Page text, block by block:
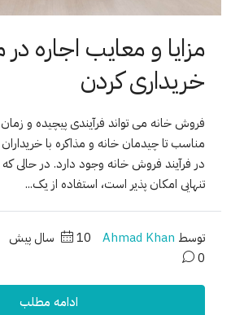
مزایا و معایب اجاره
خریداری کردن
فروش خانه می تواند فرآیندی پیچیده و
مناسب تا چیدمان خانه و مذاکره با
در فرآیند فروش خانه وجود دارد. در حالی
تنهایی امکان پذیر است، استفاده از یک...
توسط Ahmad Khan 10 سال پیش
0
ادامه مطلب